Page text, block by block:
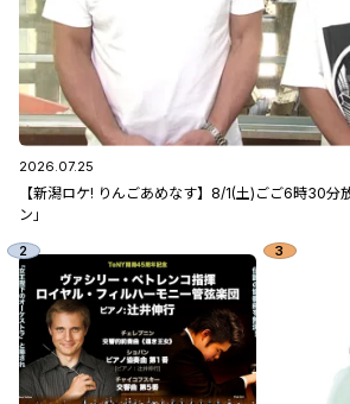
2026.07.25
【新潟ロケ! りんごあめなす】8/1(土)ごご6時30
ン」